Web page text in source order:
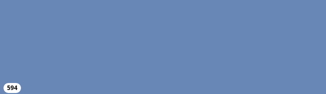
594